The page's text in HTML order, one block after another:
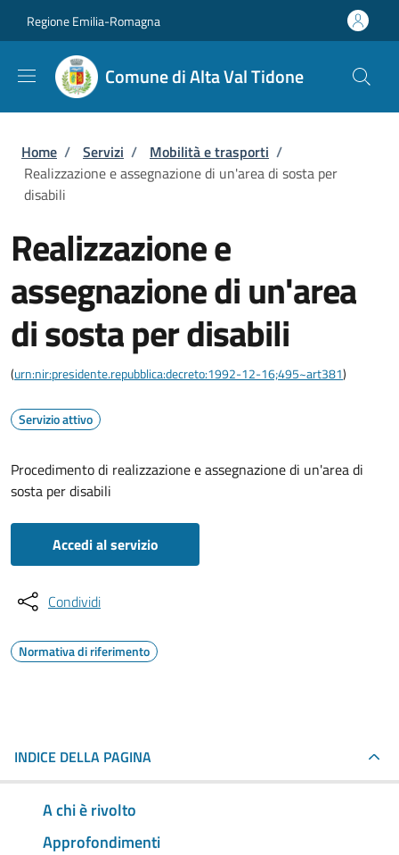
Regione Emilia-Romagna
Comune di Alta Val Tidone
Briciole di pane
Home / Servizi / Mobilità e trasporti /
Realizzazione e assegnazione di un'area di sosta per
disabili
Realizzazione e
assegnazione di un'area
di sosta per disabili
(urn:nir:presidente.repubblica:decreto:1992-12-16;495~art381)
Servizio attivo
Procedimento di realizzazione e assegnazione di un'area di
sosta per disabili
Accedi al servizio
Condividi
Normativa di riferimento
INDICE DELLA PAGINA
A chi è rivolto
Approfondimenti